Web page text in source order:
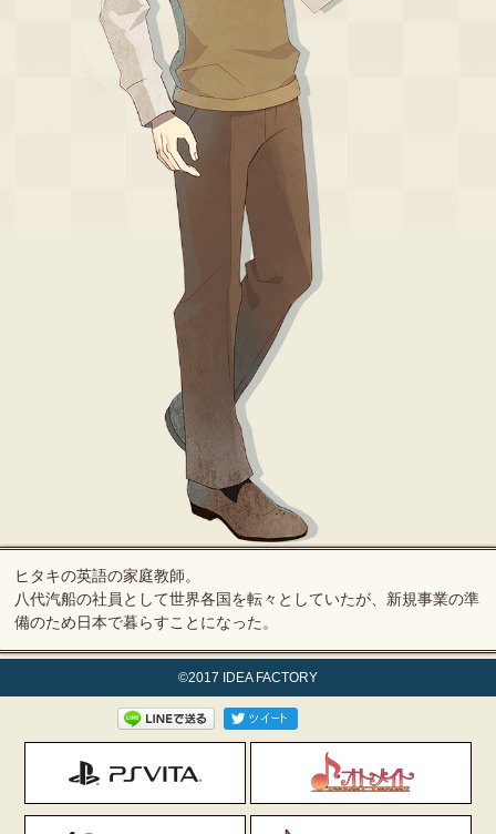
ヒタキの英語の家庭教師。
八代汽船の社員として世界各国を転々としていたが、新規事業の準
備のため日本で暮らすことになった。
©2017 IDEA FACTORY